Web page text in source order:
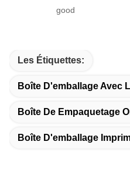
good
Les Étiquettes:
Boîte D'emballage Avec
Boîte De Empaquetage
Boîte D'emballage